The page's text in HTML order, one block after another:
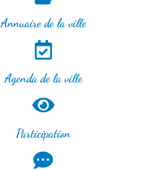
Annuaire de la ville
Agenda de la ville
Participation